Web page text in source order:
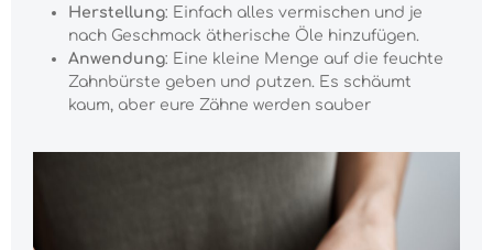
Herstellung: Einfach alles vermischen und je
nach Geschmack ätherische Öle hinzufügen.
Anwendung: Eine kleine Menge auf die feuchte
Zahnbürste geben und putzen. Es schäumt
kaum, aber eure Zähne werden sauber